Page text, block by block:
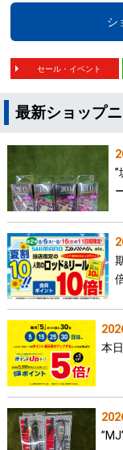
シ
セール・イベント
最新ショップ
本